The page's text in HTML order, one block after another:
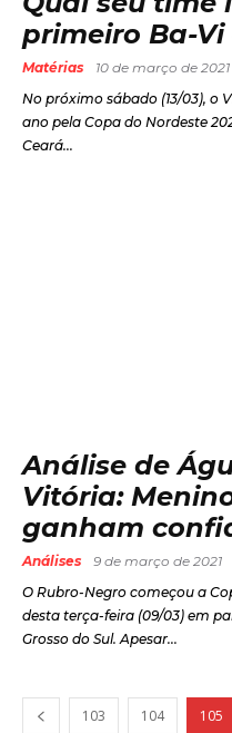
primeiro Ba-Vi
Matérias
10 de março de 2021
No próximo sábado (13/03), o
ano pela Copa do Nordeste
Ceará...
Análise de
Vitória:
ganham
Análises
9 de março de 2021
O Rubro-Negro começou a
desta terça-feira (09/03) em
Grosso do Sul. Apesar...
103 104 105